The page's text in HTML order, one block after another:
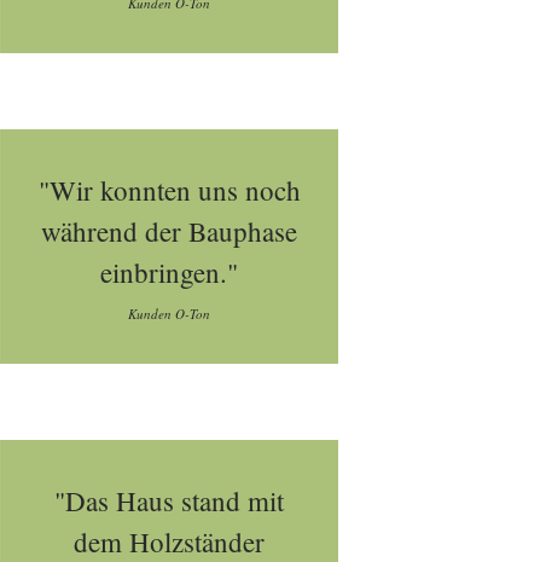
"Wir konnten uns noch
während der Bauphase
einbringen."
Kunden O-Ton
"Das Haus stand mit
dem Holzständer